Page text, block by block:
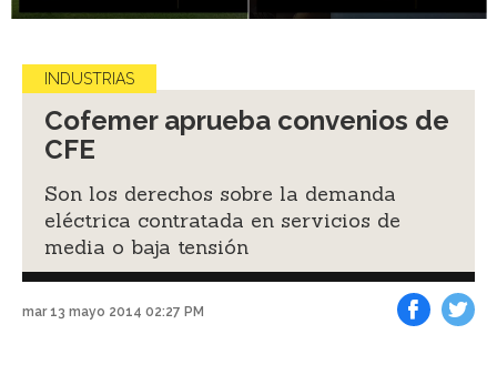
INDUSTRIAS
Cofemer aprueba convenios de
CFE
Son los derechos sobre la demanda
eléctrica contratada en servicios de
media o baja tensión
mar 13 mayo 2014 02:27 PM